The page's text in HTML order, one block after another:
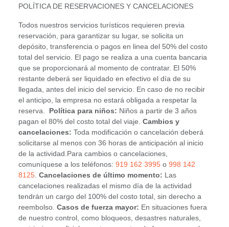
POLÍTICA DE RESERVACIONES Y CANCELACIONES
Todos nuestros servicios turísticos requieren previa
reservación, para garantizar su lugar, se solicita un
depósito, transferencia o pagos en linea del 50% del costo
total del servicio. El pago se realiza a una cuenta bancaria
que se proporcionará al momento de contratar. El 50%
restante deberá ser liquidado en efectivo el día de su
llegada, antes del inicio del servicio. En caso de no recibir
el anticipo, la empresa no estará obligada a respetar la
reserva.
Política para niños: Niños a partir de 3 años
pagan el 80% del costo total del viaje. Cambios y
cancelaciones: Toda modificación o cancelación deberá
solicitarse al menos con 36 horas de anticipación al inicio
de la actividad.Para cambios o cancelaciones,
comuníquese a los teléfonos: 919 162 3995 o 998 142
8125 Cancelaciones de último momento: Las
cancelaciones realizadas el mismo día de la actividad
tendrán un cargo del 100% del costo total, sin derecho a
reembolso. Casos de fuerza mayor: En situaciones fuera
de nuestro control, como bloqueos, desastres naturales,